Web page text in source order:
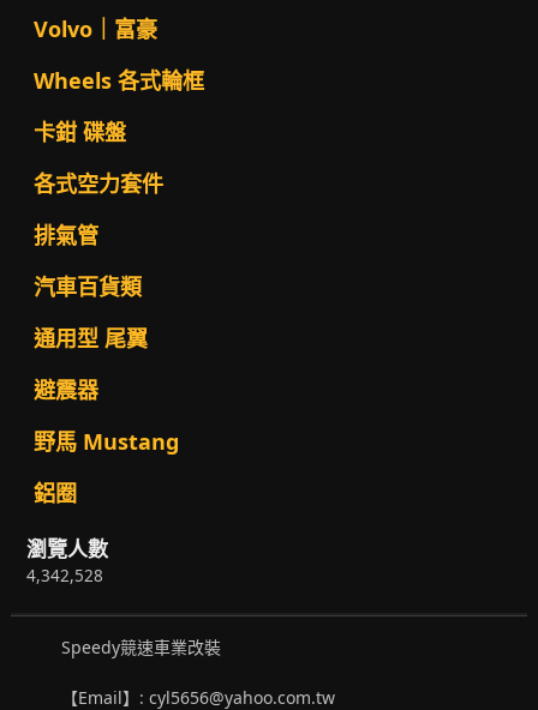
Volvo｜富豪
Wheels 各式輪框
卡鉗 碟盤
各式空力套件
排氣管
汽車百貨類
通用型 尾翼
避震器
野馬 Mustang
鋁圈
瀏覽人數
4,342,528
Speedy競速車業改裝
【Email】: cyl5656@yahoo.com.tw